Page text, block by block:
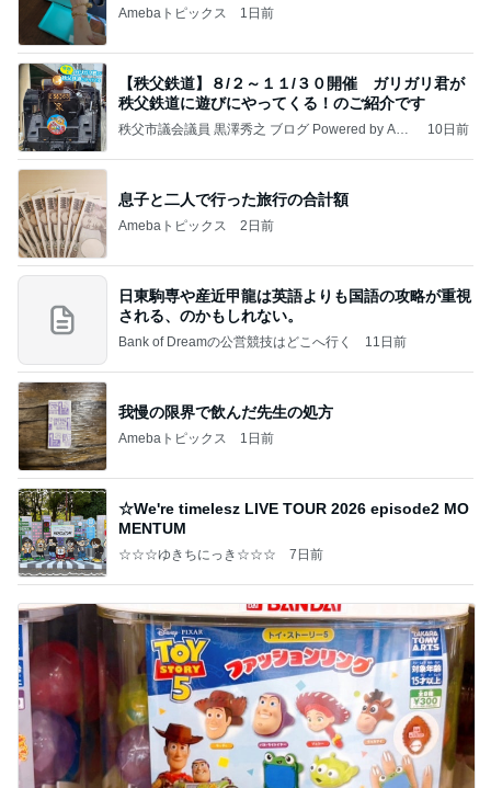
Amebaトピックス 1日前
【秩父鉄道】８/２～１１/３０開催 ガリガリ君が
秩父鉄道に遊びにやってくる！のご紹介です
秩父市議会議員 黒澤秀之 ブログ Powered by Ame
10日前
息子と二人で行った旅行の合計額
Amebaトピックス 2日前
日東駒専や産近甲龍は英語よりも国語の攻略が重視
される、のかもしれない。
Bank of Dreamの公営競技はどこへ行く 11日前
我慢の限界で飲んだ先生の処方
Amebaトピックス 1日前
☆We're timelesz LIVE TOUR 2026 episode2 MO
MENTUM
☆☆☆ゆきちにっき☆☆☆ 7日前